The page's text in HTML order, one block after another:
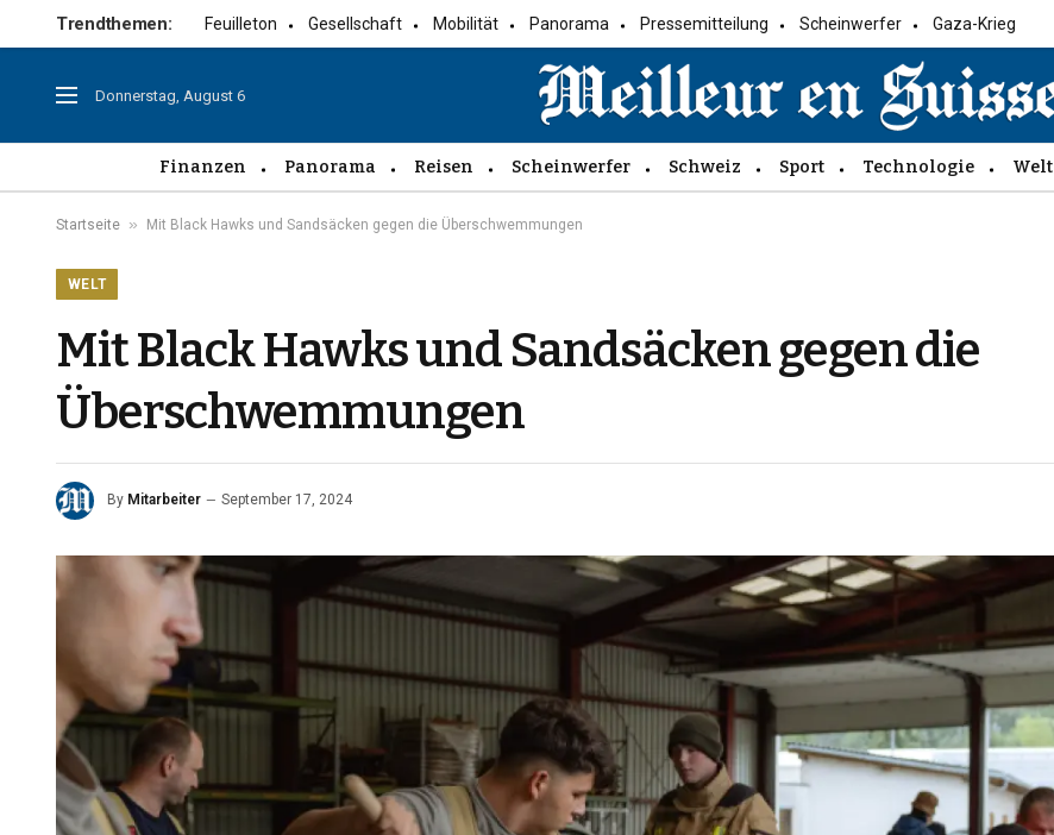
Trendthemen: Feuilleton Gesellschaft Mobilität Panorama Pressemitteilung Scheinwerfer Gaza-Krieg
Donnerstag, August 6
Finanzen Panorama Reisen Scheinwerfer Schweiz Sport Technologie Welt
Startseite » Mit Black Hawks und Sandsäcken gegen die Überschwemmungen
WELT
Mit Black Hawks und Sandsäcken gegen die
Überschwemmungen
By Mitarbeiter September 17, 2024